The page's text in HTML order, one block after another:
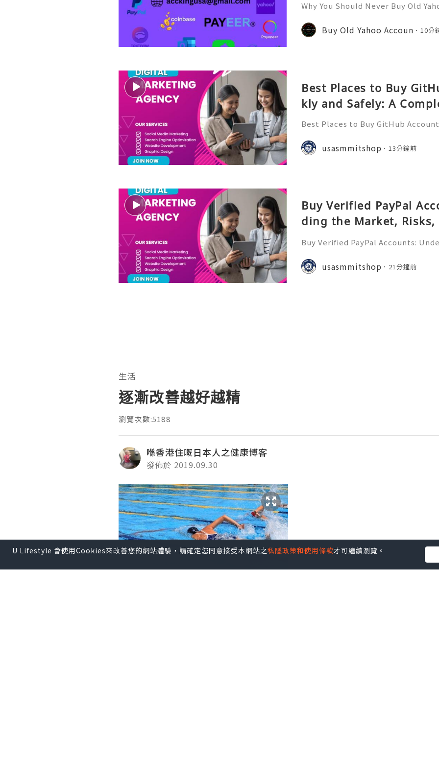
Why You Should Never Buy Old
onal communication, business
ccount recovery. Because of
Buy Old Yahoo Accoun 10分
Best Places to Buy
kly and Safely: A
Best Places to Buy GitHub
t platforms for software
s, open-source communities, s
usasmmitshop 13分鐘前
Buy Verified PayPal
ding the Market,
tives
Buy Verified PayPal Accounts:
recognizable online payment
cers, online business
usasmmitshop 21分鐘前
生活
逐漸改善越好越精
瀏覽次數:5188
喺香港住嘅日本人之健康博客
發佈於 2019.09.30
U Lifestyle 會使用Cookies來改善您的網站體驗，請確定您同意接受本網站之私隱政策和使用條款才可繼續瀏覽。